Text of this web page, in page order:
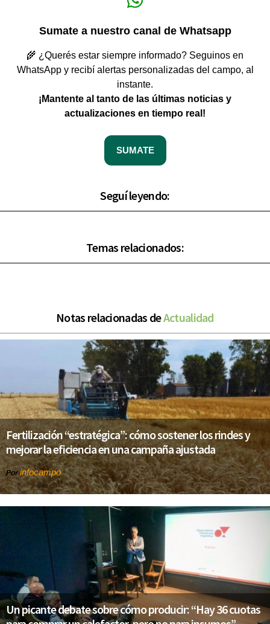
Sumate a nuestro canal de Whatsapp
🌾 ¿Querés estar siempre informado? Seguinos en
WhatsApp y recibí alertas personalizadas del campo, al
instante.
¡Mantente al tanto de las últimas noticias y
actualizaciones en tiempo real!
SUMATE
Seguí leyendo:
Temas relacionados:
Notas relacionadas deActualidad
Fertilización “estratégica”: cómo sostener los rindes y
mejorar la eficiencia en una campaña ajustada
Por infocampo
Un picante debate sobre cómo producir: “Hay 36 cuotas